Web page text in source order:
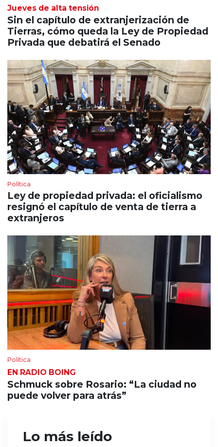
Jueves de alta tensión
Sin el capítulo de extranjerización de
Tierras, cómo queda la Ley de Propiedad
Privada que debatirá el Senado
Política
Ley de propiedad privada: el oficialismo
resignó el capítulo de venta de tierra a
extranjeros
Política
EN RADIO BOING
Schmuck sobre Rosario: “La ciudad no
puede volver para atrás”
Lo más leído